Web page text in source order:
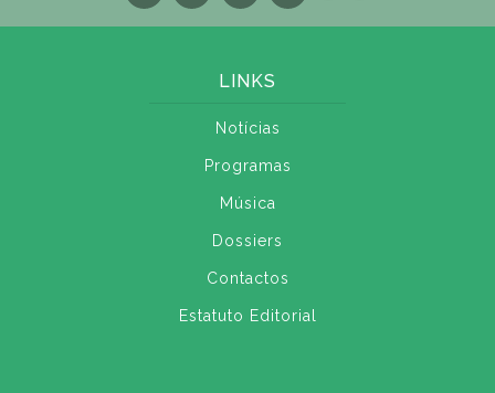
LINKS
Notícias
Programas
Música
Dossiers
Contactos
Estatuto Editorial